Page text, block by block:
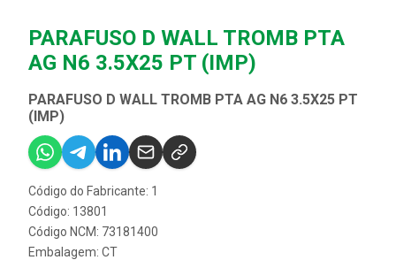
PARAFUSO D WALL TROMB PTA
AG N6 3.5X25 PT (IMP)
PARAFUSO D WALL TROMB PTA AG N6 3.5X25 PT
(IMP)
Código do Fabricante: 1
Código: 13801
Código NCM: 73181400
Embalagem: CT